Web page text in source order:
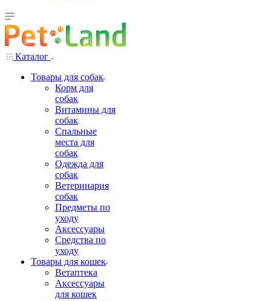
Каталог
Товары для собак
Корм для
собак
Витамины для
собак
Спальные
места для
собак
Одежда для
собак
Ветеринария
собак
Предметы по
уходу
Аксессуары
Средства по
уходу
Товары для кошек
Ветаптека
Аксессуары
для кошек